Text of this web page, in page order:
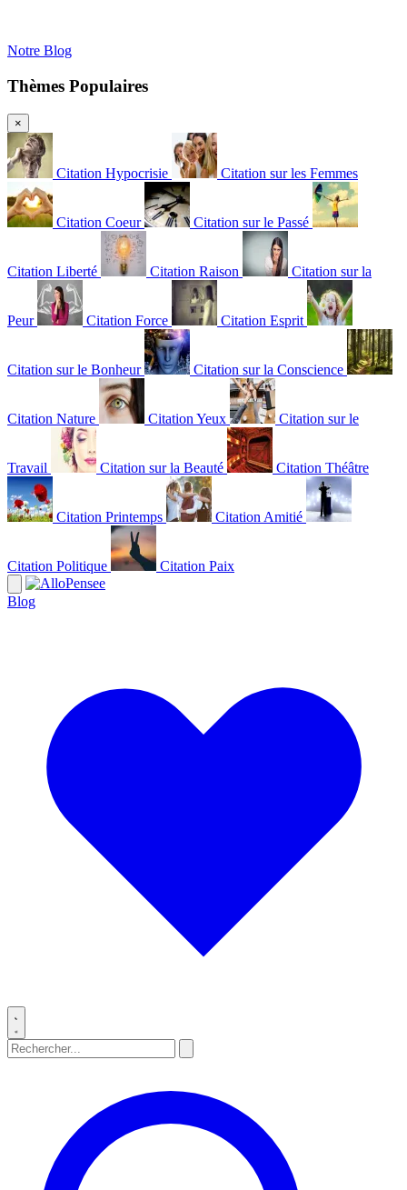
Notre Blog
Thèmes Populaires
×
Citation Hypocrisie Citation sur les Femmes
Citation Coeur Citation sur le Passé
Citation Liberté Citation Raison Citation sur la
Peur Citation Force Citation Esprit
Citation sur le Bonheur Citation sur la Conscience
Citation Nature Citation Yeux Citation sur le
Travail Citation sur la Beauté Citation Théâtre
Citation Printemps Citation Amitié
Citation Politique Citation Paix
Blog